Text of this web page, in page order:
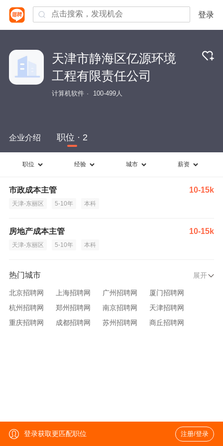
登录
天津市静海区亿源环境
工程有限责任公司
计算机软件 100-499人
企业介绍 职位 · 2
职位 经验 城市 薪资
市政成本主管 10-15k
天津-东丽区 5-10年 本科
房地产成本主管 10-15k
天津-东丽区 5-10年 本科
热门城市 展开
北京招聘网 上海招聘网 广州招聘网
厦门招聘网
杭州招聘网
郑州招聘网 南京招聘网
天津招聘网
重庆招聘网
成都招聘网 苏州招聘网
商丘招聘网
登录获取更匹配职位 注册/登录